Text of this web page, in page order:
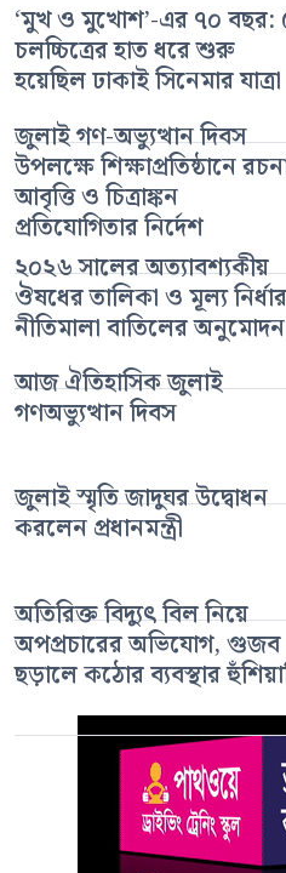
‘মুখ ও মুখোশ’-এর ৭০ বছর:
চলচ্চিত্রের হাত ধরে শুরু
হয়েছিল ঢাকাই সিনেমার যাত্রা
জুলাই গণ-অভ্যুত্থান দিবস
উপলক্ষে শিক্ষাপ্রতিষ্ঠানে
আবৃত্তি ও চিত্রাঙ্কন
প্রতিযোগিতার নির্দেশ
২০২৬ সালের অত্যাবশ্যকীয়
ঔষধের তালিকা ও মূল্য
নীতিমালা বাতিলের অনুমোদন
আজ ঐতিহাসিক জুলাই
গণঅভ্যুত্থান দিবস
জুলাই স্মৃতি জাদুঘর উদ্বোধন
করলেন প্রধানমন্ত্রী
অতিরিক্ত বিদ্যুৎ বিল নিয়ে
অপপ্রচারের অভিযোগ, গুজব
ছড়ালে কঠোর ব্যবস্থার